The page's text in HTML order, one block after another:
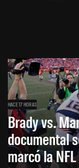
HACE 17 HORAS
Brady vs.
documental
marcó la NFL